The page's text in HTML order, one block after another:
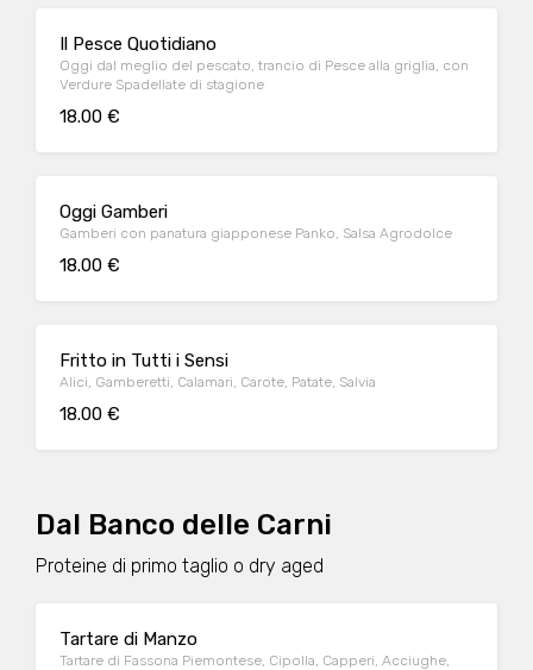
Il Pesce Quotidiano
Oggi dal meglio del pescato, trancio di Pesce alla griglia, con
Verdure Spadellate di stagione
18.00 €
Oggi Gamberi
Gamberi con panatura giapponese Panko, Salsa Agrodolce
18.00 €
Fritto in Tutti i Sensi
Alici, Gamberetti, Calamari, Carote, Patate, Salvia
18.00 €
Dal Banco delle Carni
Proteine di primo taglio o dry aged
Tartare di Manzo
Tartare di Fassona Piemontese, Cipolla, Capperi, Acciughe,